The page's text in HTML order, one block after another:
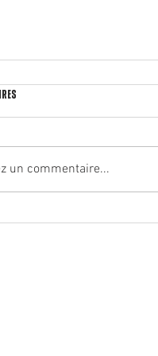
partenaire Rrunning ouvre
un commentaire...